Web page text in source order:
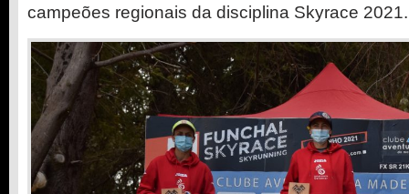
campeões regionais da disciplina Skyrace 2021.